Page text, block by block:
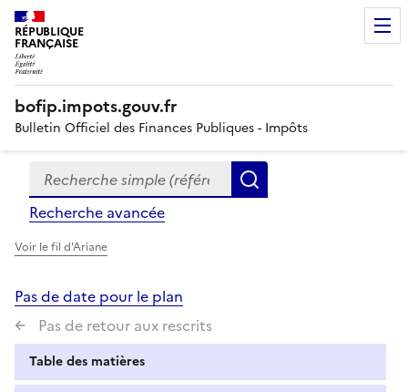
RÉPUBLIQUE
FRANÇAISE
bofip.impots.gouv.fr
Bulletin Officiel des Finances Publiques - Impôts
Formulaire
de
recherche
Recherche simple (références, mots clés, partie du
Recherche avancée
Voir le fil d'Ariane
Pas de date pour le plan
Pas de retour aux rescrits
Table des matières